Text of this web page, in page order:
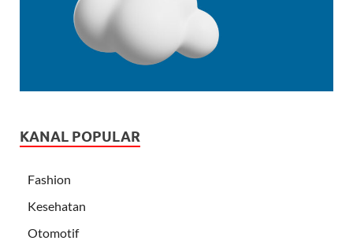
KANAL POPULAR
Fashion
Kesehatan
Otomotif